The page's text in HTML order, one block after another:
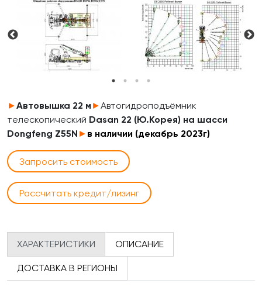
►Автовышка 22 м ►Автогидроподъёмник
телескопический Dasan 22 (Ю.Корея) на шасси
Dongfeng Z55N ► в наличии (декабрь 2023г)
Запросить стоимость
Рассчитать кредит/лизинг
ХАРАКТЕРИСТИКИ ОПИСАНИЕ
ДОСТАВКА В РЕГИОНЫ